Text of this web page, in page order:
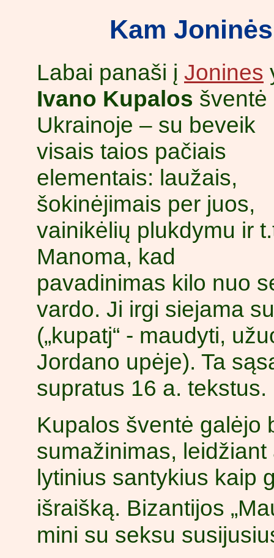
Kam
Labai panaši į Jonines
Ivano Kupalos šventė
Ukrainoje – su beveik
visais taios pačiais
elementais: laužais,
šokinėjimais per juos,
vainikėlių plukdymu ir
Manoma, kad
pavadinimas kilo nuo
vardo. Ji irgi siejama
(„kupatj“ - maudyti,
Jordano upėje). Ta
supratus 16 a. tekstus.
Kupalos šventė galėjo
sumažinimas,
lytinius santykius kaip
išraišką. Bizantijos
mini su seksu